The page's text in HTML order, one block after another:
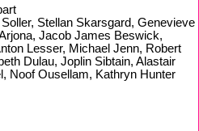
Stellan Skarsgard, Genevieve
Jacob James Beswick,
Lesser, Michael Jenn, Robert
Dulau, Joplin Sibtain, Alastair
Noof Ousellam, Kathryn Hunter